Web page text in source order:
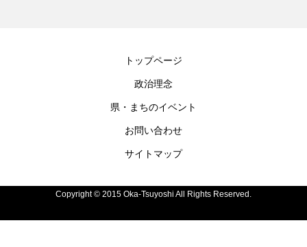
トップページ
政治理念
県・まちのイベント
お問い合わせ
サイトマップ
Copyright © 2015 Oka-Tsuyoshi All Rights Reserved.